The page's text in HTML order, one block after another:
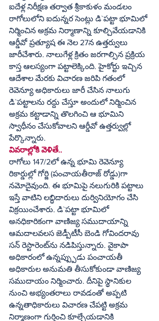
ఐదేళ్ల నిరీక్షణ తర్వాత శ్రీకాకుళం మండలం
రాగోలులోని ఐదున్నర సెంట్లు డి`పట్టా భూమిలో
నిర్మించిన అక్రమ నిర్మాణాన్ని కూల్చివేయడానికి
ఆర్డీవో ప్రత్యూష ఈ నెల 27న ఉత్తర్వులు
జారీచేశారు. నాలుగేళ్ల క్రితం జరగాల్సిన ప్రక్రియ
కాస్త ఆలస్యంగా పట్టాలెక్కింది. హైకోర్టు ఇచ్చిన
ఆదేశాల మేరకు విచారణ జరిపి గతంలో
రెవెన్యూ అధికారులు జారీ చేసిన నాలుగు
డి`పట్టాలను రద్దు చేస్తూ అందులో నిర్మించిన
అక్రమ కట్టాడాన్ని తొలగించి ఆ భూమిని
స్వాధీనం చేసుకోవాలని ఆర్డీవో ఉత్తర్వుల్లో
పేర్కొన్నారు.
వివరాల్లోకి వెళితే..
రాగోలు 147/2లో ఉన్న భూమి రెవెన్యూ
రికార్డుల్లో గోర్జి (పంచాయతీరాజ్ రోడ్డు)గా
నమోదైవుంది. ఈ భూమిపై నలుగురికి పట్టాలు
ఇస్తే వాటిని లబ్ధిదారులు దుర్వినియోగం చేసి
విక్రయించేశారు. డి`పట్టా భూమిలో
అనధికారికంగా వాణిజ్య సముదాయాన్ని
ఆమదాలవలస జెడ్పీటీసీ బెండి గోవిందరావు
సన్ రెస్టారెంట్‌ను నడిపిస్తున్నారు. వైకాపా
అధికారంలో ఉన్నప్ప్పుడు పంచాయతీ
అధికారుల అనుమతి తీసుకోకుండా వాణిజ్య
సముదాయం నిర్మించారు. దీనిపై స్థానికుల
నుంచి అభ్యంతరాలు రావడంతో అప్పటి
ఉన్నతాధికారులు విచారణ చేపట్టి అక్రమ
నిర్మాణంగా గుర్తించి కూల్చేయడానికి